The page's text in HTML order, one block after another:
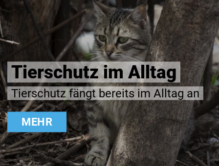
Tierschutz im Alltag
Tierschutz fängt bereits im Alltag an
MEHR